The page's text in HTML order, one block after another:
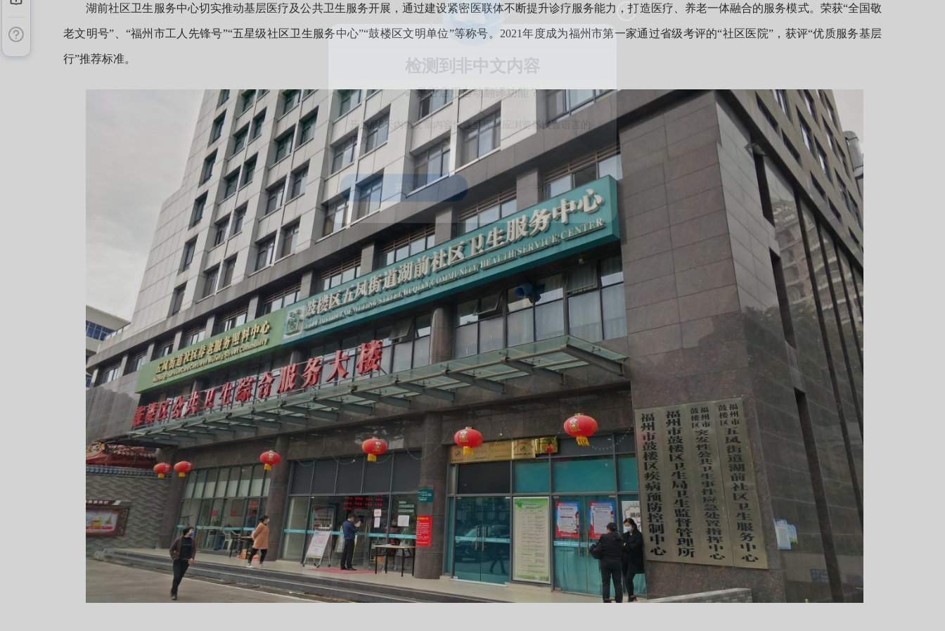
湖前社区卫生服务中心切实推动基层医疗及公共卫生服务开展，通过建设紧密医联体不断提升诊疗服务能力，打造医疗、养老一体融合的服务模式。荣获“全国敬
老文明号”、“福州市工人先锋号”“五星级社区卫生服务中心”“鼓楼区文明单位”等称号。2021年度成为福州市第一家通过省级考评的“社区医院”，获评“优质服务基层
行”推荐标准。
检测到非中文内容
是否启用自动翻译功能？
开启后5天内将文章内容快速呈现对应浏览器设置语言的
译文！
开启 关闭